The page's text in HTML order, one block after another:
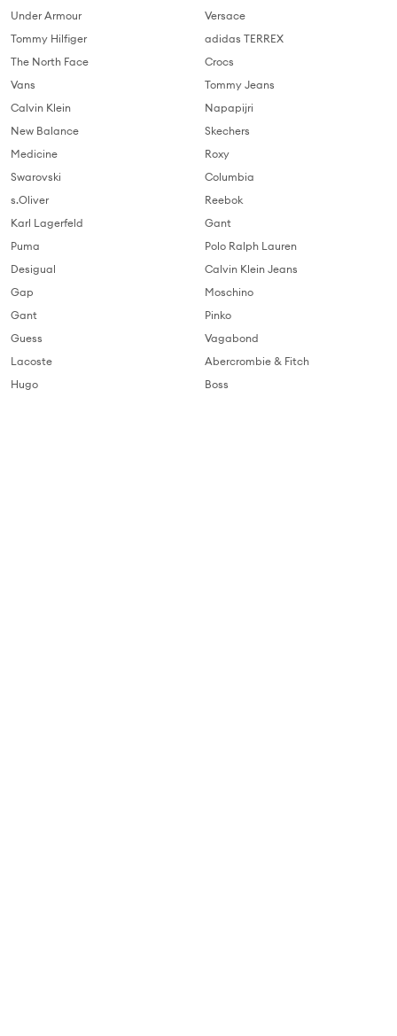
Under Armour
Tommy Hilfiger
The North Face
Vans
Calvin Klein
New Balance
Medicine
Swarovski
s.Oliver
Karl Lagerfeld
Puma
Desigual
Gap
Gant
Guess
Lacoste
Hugo
Versace
adidas TERREX
Crocs
Tommy Jeans
Napapijri
Skechers
Roxy
Columbia
Reebok
Gant
Polo Ralph Lauren
Calvin Klein Jeans
Moschino
Pinko
Vagabond
Abercrombie & Fitch
Boss